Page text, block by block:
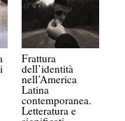
Frattura
dell’identità
nell’America
Latina
contemporanea.
Letteratura e